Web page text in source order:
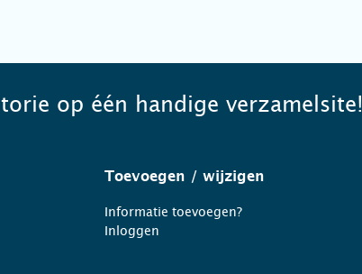
op één handige verzamelsite!
Toevoegen / wijzigen
Informatie toevoegen?
Inloggen